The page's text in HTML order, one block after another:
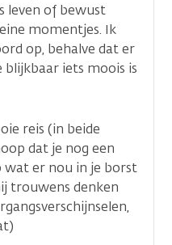
leven of bewust
momentjes. Ik
op, behalve dat er
blijkbaar iets moois is
reis (in beide
dat je nog een
er nou in je borst
trouwens denken